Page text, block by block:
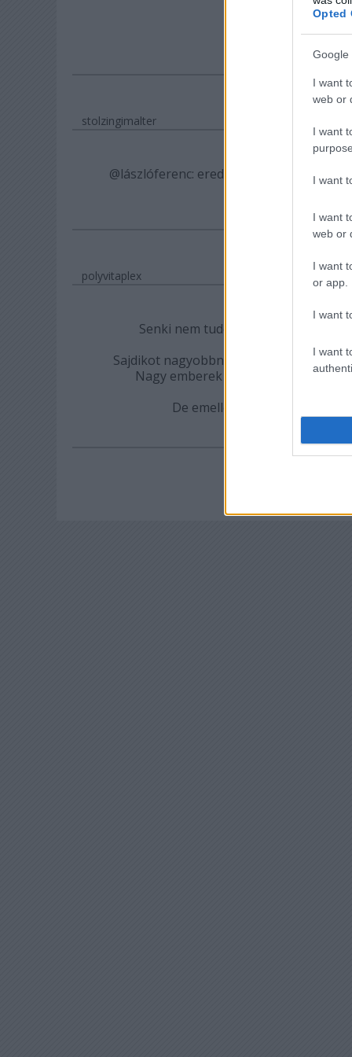
Opted
Google
I want
web or
I want
I want
I want
web or
I want
or app.
I want
I want
Bocsánat,
stolzingimalter
@lászlóferenc: eredetileg azt írtam, de a
akkor
polyvitaplex
Senki nem tudott úgy kisembert
bérházakban élő,
Sajdikot nagyobbnak tartom, ő saját
Nagy emberek kis történetei stb.),
De emellett gyakran ábrázolt